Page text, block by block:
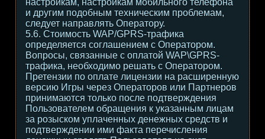
настройкам, настройкам мобильного телефона
и другим подобным техническим проблемам,
следует направлять Оператору.
5.6. Стоимость WAP/GPRS-трафика
определяется соглашением с Оператором.
Вопросы, связанные с оплатой WAP\GPRS-
трафика, необходимо решать с Оператором.
Претензии по оплате лицензии на расширенную
версию Игры через Операторов или Партнеров
принимаются только после подтверждения
Пользователем обращения к указанным лицам
за розыском уплаченных денежных средств и
подтверждении ими факта перечисления